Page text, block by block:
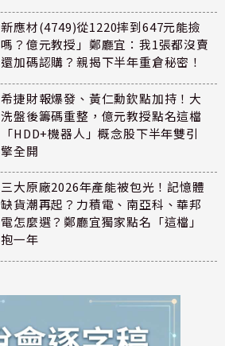
新應材(4749)從1220摔到647元能撿
嗎？億元教授」鄭廳宜：我1張都沒賣
還加碼認購？親揭下半年重倉秘密！
希捷財報爆發、黃仁勳欽點加持！大
洗盤後籌碼重整，億元教授點名這檔
「HDD+機器人」概念股下半年雙引
擎全開
三大原廠2026年產能被包光！記憶體
缺貨潮再起？力積電、南亞科、華邦
電怎麼選？鄭廳宜獨家點名「這檔」
抱一年